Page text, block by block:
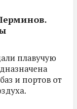
плавучую
и портов от